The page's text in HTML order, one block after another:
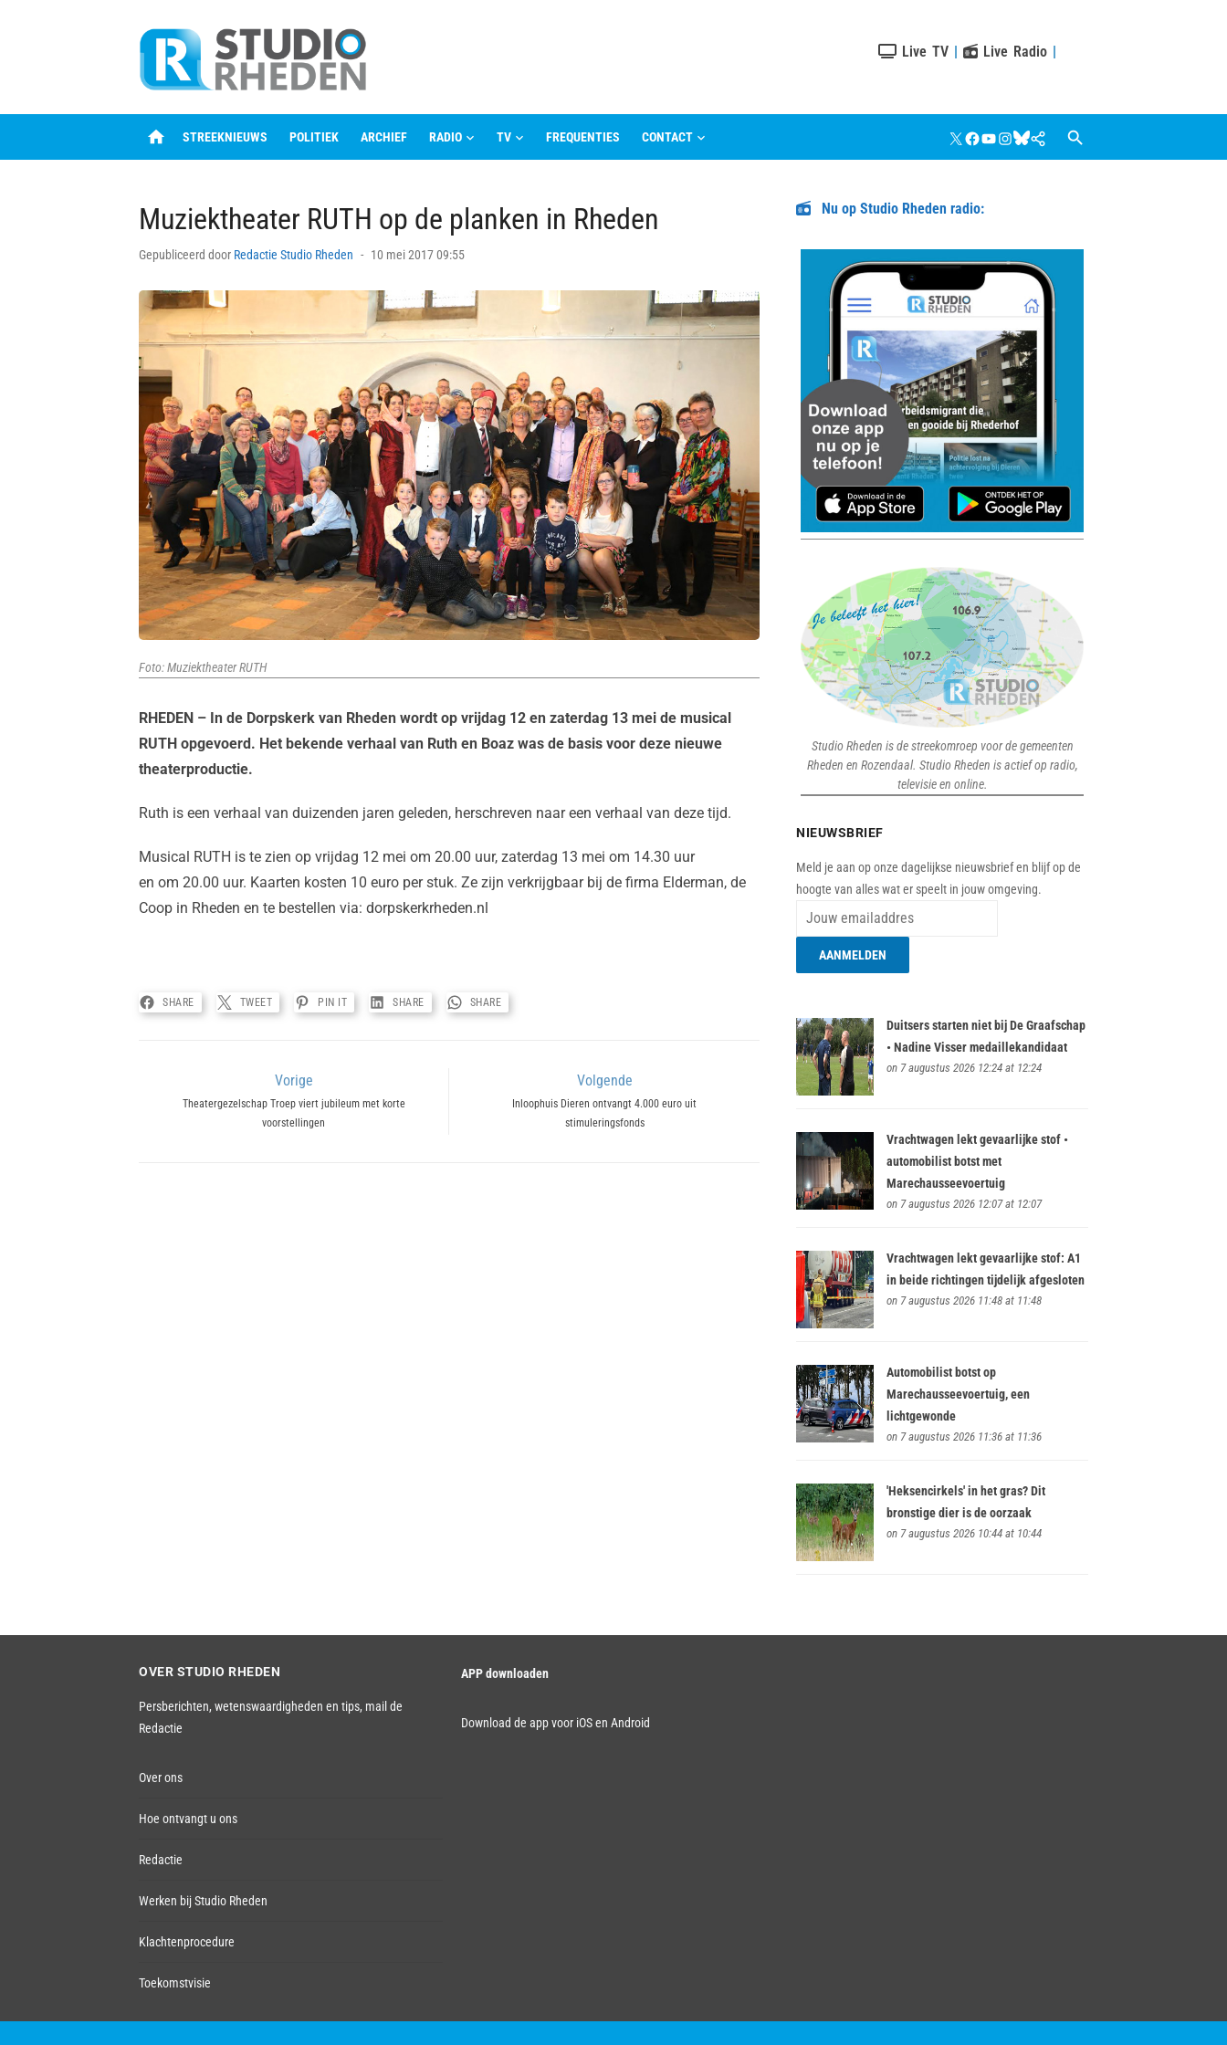
Live TV | Live Radio |
home STREEKNIEUWS POLITIEK ARCHIEF RADIO TV FREQUENTIES CONTACT X Facebook
YouTube
Instagram
Bluesky
Google
Nieuws
Muziektheater RUTH op de planken in Rheden
Gepubliceerd door Redactie Studio Rheden
Posted
10 mei 2017 09:55
Foto: Muziektheater RUTH
RHEDEN – In de Dorpskerk van Rheden wordt op vrijdag 12 en zaterdag 13 mei de musical
RUTH opgevoerd. Het bekende verhaal van Ruth en Boaz was de basis voor deze nieuwe
theaterproductie.
Ruth is een verhaal van duizenden jaren geleden, herschreven naar een verhaal van deze tijd.
Musical RUTH is te zien op vrijdag 12 mei om 20.00 uur, zaterdag 13 mei om 14.30 uur
en om 20.00 uur. Kaarten kosten 10 euro per stuk. Ze zijn verkrijgbaar bij de firma Elderman, de
Coop in Rheden en te bestellen via: dorpskerkrheden.nl
SHARE TWEET PIN IT SHARE SHARE
navigatie
Vorige
Previous
Theatergezelschap Troep viert jubileum met korte
voorstellingen
Volgende
Inloophuis Dieren ontvangt 4.000 euro uit
stimuleringsfonds
Nu op Studio Rheden radio:
Studio Rheden is de streekomroep voor de gemeenten
Rheden en Rozendaal. Studio Rheden is actief op radio,
televisie en online.
NIEUWSBRIEF
Meld je aan op onze dagelijkse nieuwsbrief en blijf op de
hoogte van alles wat er speelt in jouw omgeving.
Duitsers starten niet bij De Graafschap
• Nadine Visser medaillekandidaat
on 7 augustus 2026 12:24 at 12:24
Vrachtwagen lekt gevaarlijke stof •
automobilist botst met
Marechausseevoertuig
on 7 augustus 2026 12:07 at 12:07
Vrachtwagen lekt gevaarlijke stof: A1
in beide richtingen tijdelijk afgesloten
on 7 augustus 2026 11:48 at 11:48
Automobilist botst op
Marechausseevoertuig, een
lichtgewonde
on 7 augustus 2026 11:36 at 11:36
'Heksencirkels' in het gras? Dit
bronstige dier is de oorzaak
on 7 augustus 2026 10:44 at 10:44
OVER STUDIO RHEDEN
Persberichten, wetenswaardigheden en tips, mail de
Redactie
Over ons
Hoe ontvangt u ons
Redactie
Werken bij Studio Rheden
Klachtenprocedure
Toekomstvisie
APP downloaden
Download de app voor iOS en Android